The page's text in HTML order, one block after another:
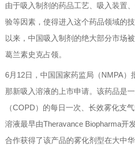
由于吸入制剂的药品工艺、吸入装置
验等因素，使得进入这个药品领域的
以来，中国吸入制剂的绝大部分市场
葛兰素史克占领。
6月 12日，中国国家药监局（NMPA）
那新吸入溶液的上市申请。该药品是
（COPD）的每日一次、长效雾化支气
溶液最早由Theravance Biopharma开
合作获得了该产品的雾化剂型在大中